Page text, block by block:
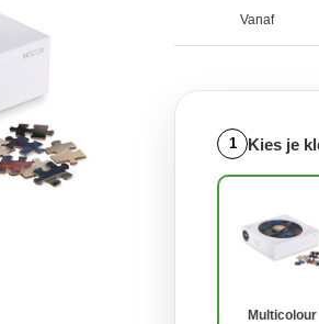
Vanaf
1 Kies je
Multicolour